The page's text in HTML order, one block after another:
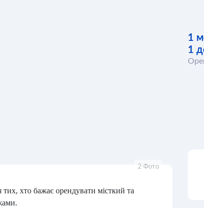
1
1
2 Фото
хто бажає орендувати місткий та